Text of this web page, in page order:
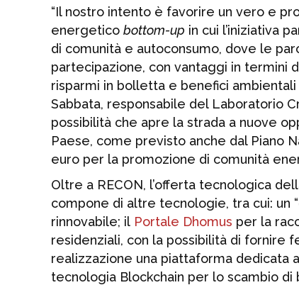
“Il nostro intento è favorire un vero e
energetico bottom-up in cui l’iniziativa
di comunità e autoconsumo, dove le
partecipazione, con vantaggi in termini
risparmi in bolletta e benefici
Sabbata, responsabile del Laboratorio
possibilità che apre la strada a nuove
Paese, come previsto anche dal Piano
euro per la promozione di comunità
Oltre a RECON, l’offerta tecnologica
compone di altre tecnologie, tra cui: un
rinnovabile; il Portale Dhomus per la
residenziali, con la possibilità di fornire
realizzazione una piattaforma dedicata
tecnologia Blockchain per lo scambio